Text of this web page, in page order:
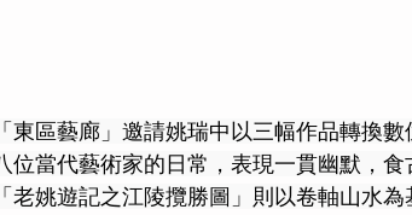
「東區藝廊」邀請姚瑞中以三幅作品轉換
位當代藝術家的日常，表現一貫幽默，
「老姚遊記之江陵攬勝圖」則以卷軸山水